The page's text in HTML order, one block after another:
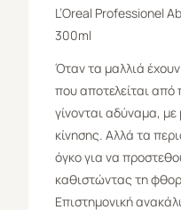
L’Oreal Professionel
300ml
Όταν τα μαλλιά
που αποτελείται από
γίνονται αδύναμα, με
κίνησης. Αλλά τα
όγκο για να
καθιστώντας τη
Επιστημονική